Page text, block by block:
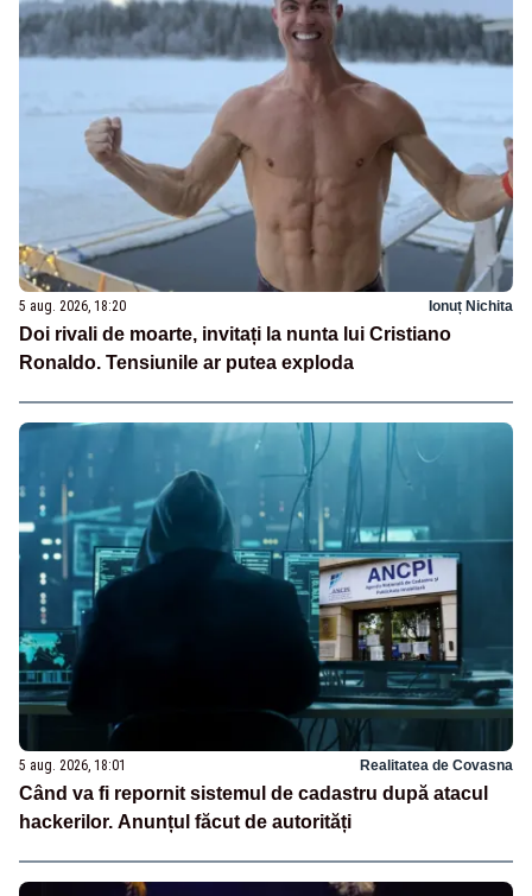
5 aug. 2026, 18:20 Ionuț Nichita
Doi rivali de moarte, invitați la nunta lui Cristiano
Ronaldo. Tensiunile ar putea exploda
5 aug. 2026, 18:01 Realitatea de Covasna
Când va fi repornit sistemul de cadastru după atacul
hackerilor. Anunțul făcut de autorități